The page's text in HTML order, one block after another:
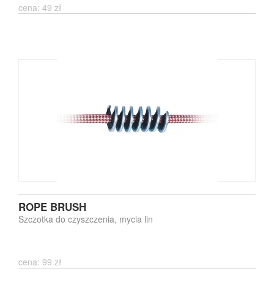
cena: 49 zł
ROPE BRUSH
Szczotka do czyszczenia, mycia lin
cena: 99 zł